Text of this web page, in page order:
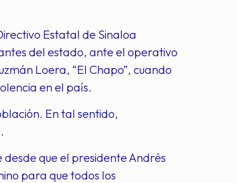
Estatal de Sinaloa
del estado, ante el operativo
Loera, “El Chapo”, cuando
en el país.
En tal sentido,
que el presidente Andrés
para que todos los